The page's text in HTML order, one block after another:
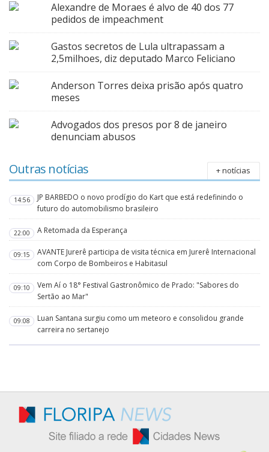
Alexandre de Moraes é alvo de 40 dos 77
pedidos de impeachment
Gastos secretos de Lula ultrapassam a
2,5milhoes, diz deputado Marco Feliciano
Anderson Torres deixa prisão após quatro
meses
Advogados dos presos por 8 de janeiro
denunciam abusos
Outras notícias + notícias
14:56
JP BARBEDO o novo prodígio do Kart que está redefinindo o
futuro do automobilismo brasileiro
22:00 A Retomada da Esperança
09:15
AVANTE Jurerê participa de visita técnica em Jurerê Internacional
com Corpo de Bombeiros e Habitasul
09:10
Vem Aí o 18° Festival Gastronômico de Prado: "Sabores do
Sertão ao Mar"
09:08
Luan Santana surgiu como um meteoro e consolidou grande
carreira no sertanejo